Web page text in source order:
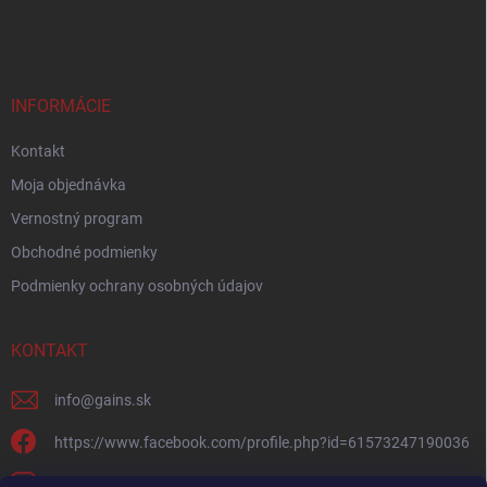
INFORMÁCIE
Kontakt
Moja objednávka
Vernostný program
Obchodné podmienky
Podmienky ochrany osobných údajov
KONTAKT
info@gains.sk
https://www.facebook.com/profile.php?id=61573247190036